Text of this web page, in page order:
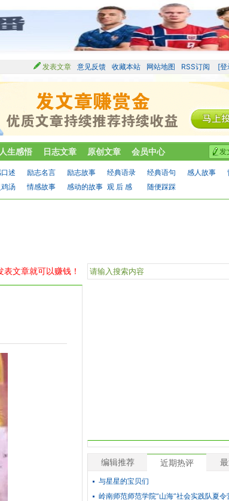
发表文章 意见反馈 收藏本站 网站地图 RSS订阅 [登
发
人生感悟 日志文章 原创文章 会员中心
述 励志名言 励志故事 经典语录 经典语句 感人故事
汤 情感故事 感动的故事 观 后 感 随便踩踩
表文章就可以赚钱！
编辑推荐 近期热评
与星星的宝贝们
岭南师范师范学院“山海”社会实践队夏令